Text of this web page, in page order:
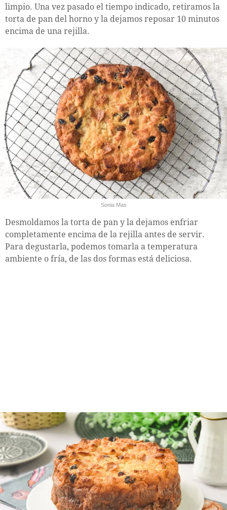
limpio. Una vez pasado el tiempo indicado, retiramos la
torta de pan del horno y la dejamos reposar 10 minutos
encima de una rejilla.
Sonia Mas
Desmoldamos la torta de pan y la dejamos enfriar
completamente encima de la rejilla antes de servir.
Para degustarla, podemos tomarla a temperatura
ambiente o fría, de las dos formas está deliciosa.